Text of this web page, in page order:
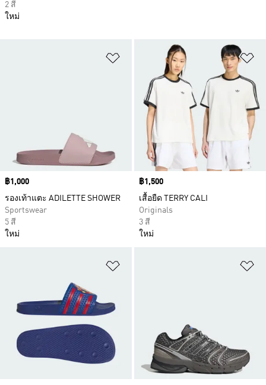
เพิ่มไปยังรายการสินค้าโปรด
Price
฿1,000
รองเท้าแตะ ADILETTE SHOWER
Sportswear
5 สี
ใหม่
Price
฿1,500
เสื้อยืด TERRY CALI
Originals
3 สี
ใหม่
2 สี
ใหม่